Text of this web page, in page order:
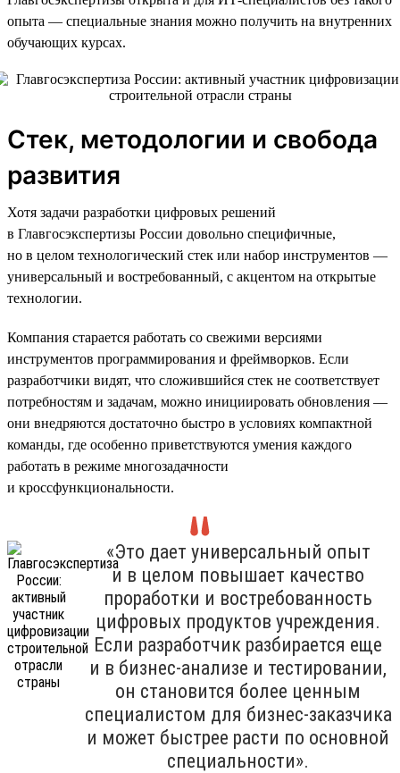
опыта — специальные знания можно получить на внутренних
обучающих курсах.
Стек, методологии и свобода
развития
Хотя задачи разработки цифровых решений
в Главгосэкспертизы России довольно специфичные,
но в целом технологический стек или набор инструментов —
универсальный и востребованный, с акцентом на открытые
технологии.
Компания старается работать со свежими версиями
инструментов программирования и фреймворков. Если
разработчики видят, что сложившийся стек не соответствует
потребностям и задачам, можно инициировать обновления —
они внедряются достаточно быстро в условиях компактной
команды, где особенно приветствуются умения каждого
работать в режиме многозадачности
и кроссфункциональности.
«Это дает универсальный опыт
и в целом повышает качество
проработки и востребованность
цифровых продуктов учреждения.
Если разработчик разбирается еще
и в бизнес-анализе и тестировании,
он становится более ценным
специалистом для бизнес-заказчика
и может быстрее расти по основной
специальности».